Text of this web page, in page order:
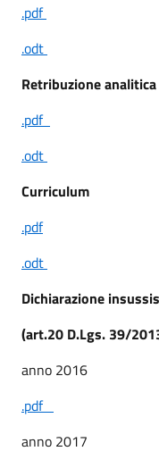
.pdf
.odt
Retribuzione
.pdf
.odt
Curriculum
.pdf
.odt
Dichiarazione
(art.20 D.Lgs. 39/
anno 2016
.pdf
anno 2017